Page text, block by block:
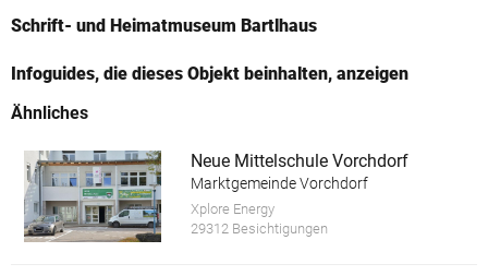
Schrift- und Heimatmuseum Bartlhaus
Infoguides, die dieses Objekt beinhalten, anzeigen
Ähnliches
Neue Mittelschule Vorchdorf
Marktgemeinde Vorchdorf
Xplore Energy
29312 Besichtigungen